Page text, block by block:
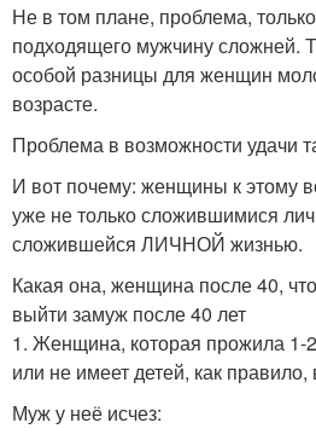
Не в том плане, проблема,
подходящего мужчину сложней.
особой разницы для женщин
возрасте.
Проблема в возможности удачи
И вот почему: женщины к этому
уже не только сложившимися
сложившейся ЛИЧНОЙ жизнью.
Какая она, женщина после 40,
выйти замуж после 40 лет
1. Женщина, которая прожила 1-
или не имеет детей, как правило,
Муж у неё исчез: